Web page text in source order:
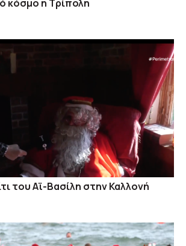
κόσμο η Τρίπολη
του Αϊ-Βασίλη στην Καλλονή